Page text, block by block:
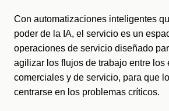
Con automatizaciones inteligentes
poder de la IA, el servicio es un
operaciones de servicio diseñado
agilizar los flujos de trabajo entre los
comerciales y de servicio, para que
centrarse en los problemas críticos.